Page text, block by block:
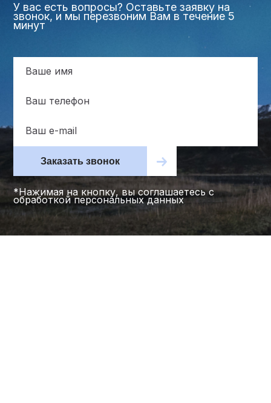
У вас есть вопросы? Оставьте заявку на
звонок, и мы перезвоним Вам в течение 5
минут
Заказать звонок
*Нажимая на кнопку, вы соглашаетесь с
обработкой персональных данных